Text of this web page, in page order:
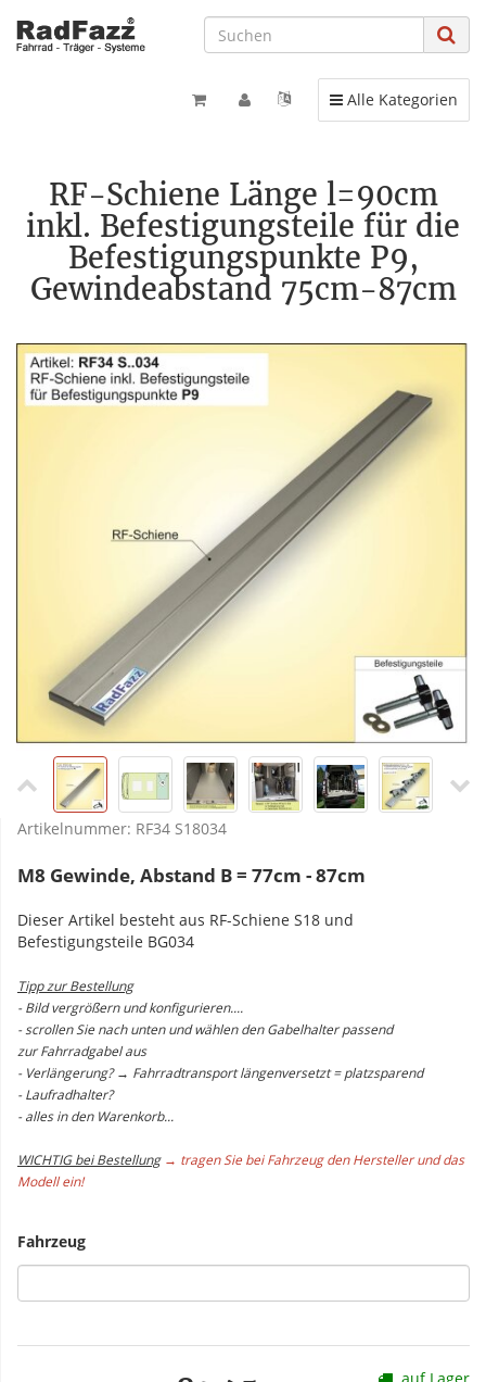
Toggle navigation
Alle Kategorien
RF-Schiene Länge l=90cm
inkl. Befestigungsteile für die
Befestigungspunkte P9,
Gewindeabstand 75cm-87cm
Artikelnummer: RF34 S18034
M8 Gewinde, Abstand B = 77cm - 87cm
Dieser Artikel besteht aus RF-Schiene S18 und
Befestigungsteile BG034
Tipp zur Bestellung
- Bild vergrößern und konfigurieren....
- scrollen Sie nach unten und wählen den Gabelhalter passend
zur Fahrradgabel aus
- Verlängerung? → Fahrradtransport längenversetzt = platzsparend
- Laufradhalter?
- alles in den Warenkorb...
WICHTIG bei Bestellung → tragen Sie bei Fahrzeug den Hersteller und das
Modell ein!
Fahrzeug